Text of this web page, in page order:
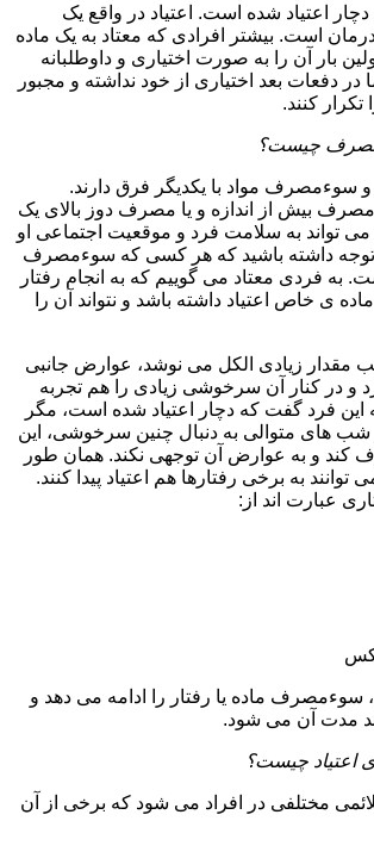
اعتیاد شده است. اعتیاد در واقع یک
است. بیشتر افرادی که معتاد به یک ماده
بار آن را به صورت اختیاری و داوطلبانه
در دفعات بعد اختیاری از خود نداشته و مجبور
تکرار کنند.
مصرف چیست؟
و سوءمصرف مواد با یکدیگر فرق دارند.
بیش از اندازه و یا مصرف دوز بالای یک
تواند به سلامت فرد و موقعیت اجتماعی او
توجه داشته باشید که هر کسی که سوءمصرف
به فردی معتاد می گوییم که به انجام رفتار
ی خاص اعتیاد داشته باشد و نتواند آن را
مقدار زیادی الکل می نوشد، عوارض جانبی
و در کنار آن سرخوشی زیادی را هم تجربه
این فرد گفت که دچار اعتیاد شده است، مگر
شب های متوالی به دنبال چنین سرخوشی، این
کند و به عوارض آن توجهی نکند. همان طور
به برخی رفتارها هم اعتیاد پیدا کنند.
عبارت اند از:
سوءمصرف ماده یا رفتار را ادامه می دهد و
مدت آن می شود.
اعتیاد چیست؟
مختلفی در افراد می شود که برخی از آن